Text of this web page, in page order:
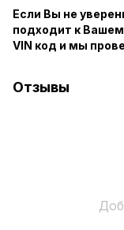
Если Вы не
подходит к
VIN код и мы
Отзывы